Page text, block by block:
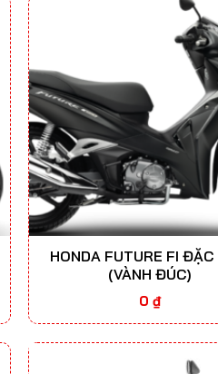
HONDA FUTURE FI ĐẶC
(VÀNH ĐÚC)
0 ₫